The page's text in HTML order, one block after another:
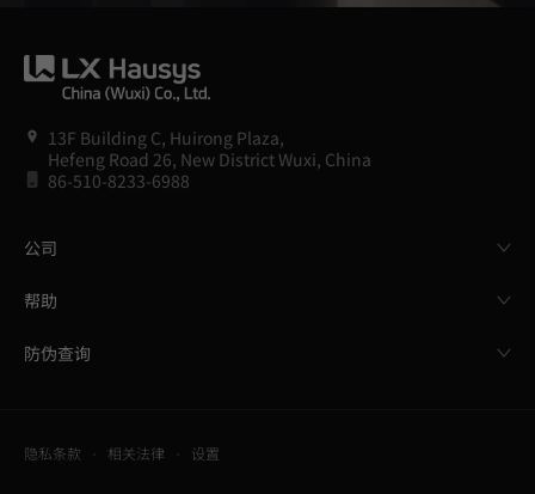
13F Building C, Huirong Plaza,
Hefeng Road 26, New District Wuxi, China
86-510-8233-6988
公司
帮助
防伪查询
隐私条款 相关法律 设置